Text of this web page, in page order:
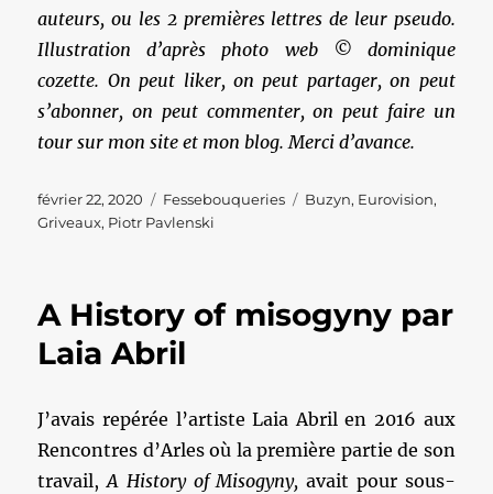
auteurs, ou les 2 premières lettres de leur pseudo.
Illustration d’après photo web © dominique
cozette. On peut liker, on peut partager, on peut
s’abonner, on peut commenter, on peut faire un
tour sur mon site et mon blog. Merci d’avance.
Publié
le
février 22, 2020 Catégories
Fessebouqueries Étiquettes
Buzyn, Eurovision,
Griveaux, Piotr Pavlenski
A History of misogyny par
Laia Abril
J’avais repérée l’artiste Laia Abril en 2016 aux
Rencontres d’Arles où la première partie de son
travail,A History of Misogyny, avait pour sous-